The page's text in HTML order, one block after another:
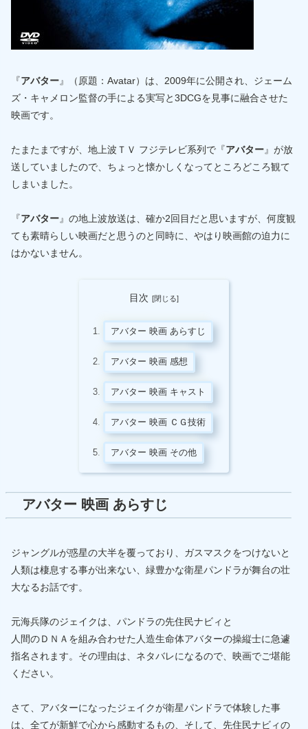
『アバター』（原題：Avatar）は、2009年に公開され、ジェーム
ズ・キャメロン監督の手による実写と3DCGを見事に融合させた
映画です。
たまたまですが、地上波ＴＶ フジテレビ系列で『アバター』が放
送していましたので、ちょっと懐かしくなってところどころ観て
しまいました。
『アバター』の地上波放送は、確か2回目だと思いますが、何度観
ても素晴らしい映画だと思うのと同時に、やはり映画館の迫力に
はかないません。
目次
アバター 映画 あらすじ
アバター 映画 感想
アバター 映画 キャスト
アバター 映画 ＣＧ技術
アバター 映画 その他
アバター 映画 あらすじ
ジャングルが惑星の大半を覆っており、ガスマスクをつけないと
人類は棲息する事が出来ない、緑豊かな衛星パンドラが舞台の壮
大なるお話です。
元海兵隊のジェイクは、パンドラの先住民ナビィと
人間のＤＮＡを組み合わせた人造生命体アバターの操縦士に急遽
指名されます。その理由は、ネタバレになるので、映画でご堪能
ください。
さて、アバターになったジェイクが衛星パンドラで体験した事
は、全てが新鮮で心から感動するもの、そして、先住民ナビィの